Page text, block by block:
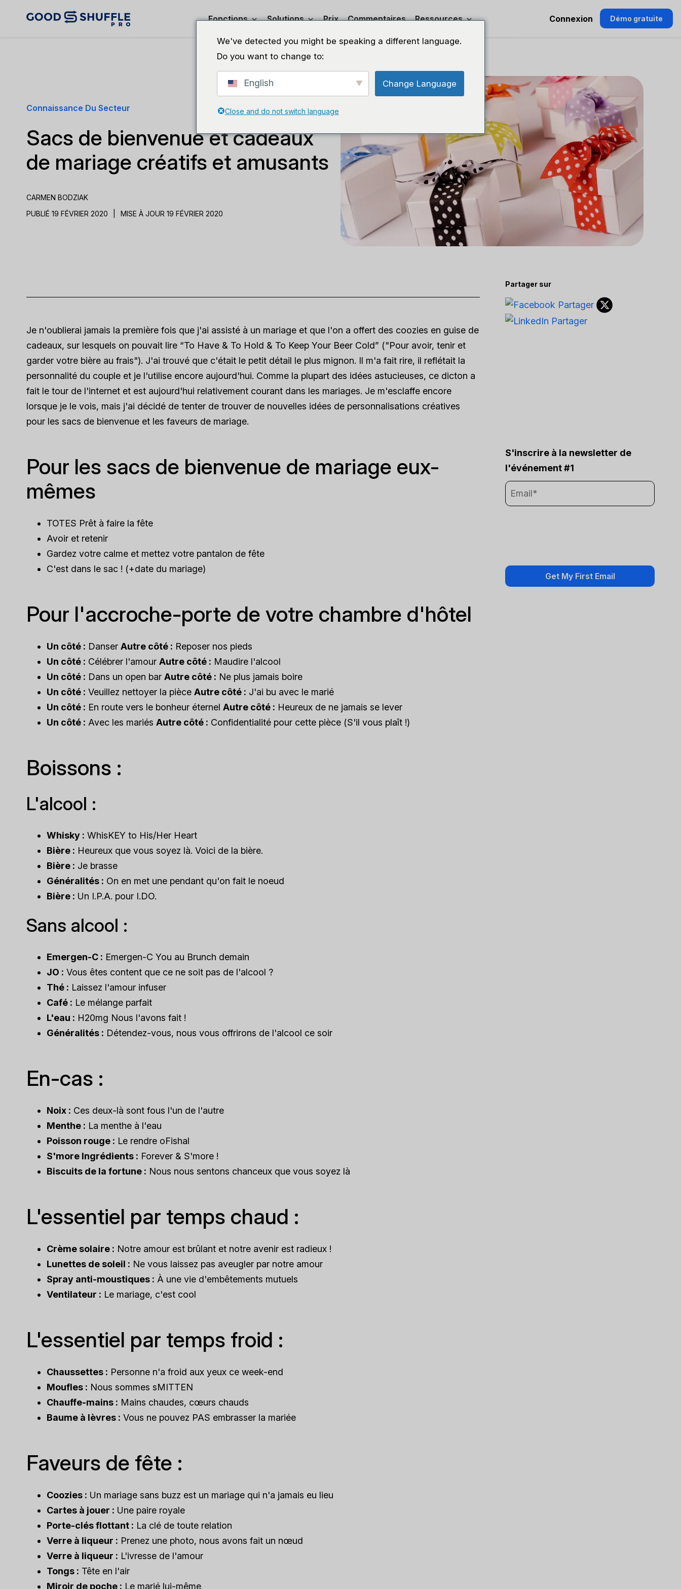
Fonctions Solutions Prix Commentaires Ressources Connexion Démo gratuite
Connaissance Du Secteur
Sacs de bienvenue et cadeaux
de mariage créatifs et amusants
CARMEN BODZIAK
PUBLIÉ 19 FÉVRIER 2020
MISE À JOUR 19 FÉVRIER 2020
Je n'oublierai jamais la première fois que j'ai assisté à un mariage et que l'on a offert des coozies en guise de
cadeaux, sur lesquels on pouvait lire “To Have & To Hold & To Keep Your Beer Cold” ("Pour avoir, tenir et
garder votre bière au frais"). J'ai trouvé que c'était le petit détail le plus mignon. Il m'a fait rire, il reflétait la
personnalité du couple et je l'utilise encore aujourd'hui. Comme la plupart des idées astucieuses, ce dicton a
fait le tour de l'internet et est aujourd'hui relativement courant dans les mariages. Je m'esclaffe encore
lorsque je le vois, mais j'ai décidé de tenter de trouver de nouvelles idées de personnalisations créatives
pour les sacs de bienvenue et les faveurs de mariage.
Pour les sacs de bienvenue de mariage eux-
mêmes
TOTES Prêt à faire la fête
Avoir et retenir
Gardez votre calme et mettez votre pantalon de fête
C'est dans le sac ! (+date du mariage)
Pour l'accroche-porte de votre chambre d'hôtel
Un côté : Danser Autre côté : Reposer nos pieds
Un côté : Célébrer l'amour Autre côté : Maudire l'alcool
Un côté : Dans un open bar Autre côté : Ne plus jamais boire
Un côté : Veuillez nettoyer la pièce Autre côté : J'ai bu avec le marié
Un côté : En route vers le bonheur éternel Autre côté : Heureux de ne jamais se lever
Un côté : Avec les mariés Autre côté : Confidentialité pour cette pièce (S'il vous plaît !)
Boissons :
L'alcool :
Whisky : WhisKEY to His/Her Heart
Bière : Heureux que vous soyez là. Voici de la bière.
Bière : Je brasse
Généralités : On en met une pendant qu'on fait le noeud
Bière : Un I.P.A. pour I.DO.
Sans alcool :
Emergen-C : Emergen-C You au Brunch demain
JO : Vous êtes content que ce ne soit pas de l'alcool ?
Thé : Laissez l'amour infuser
Café : Le mélange parfait
L'eau : H20mg Nous l'avons fait !
Généralités : Détendez-vous, nous vous offrirons de l'alcool ce soir
En-cas :
Noix : Ces deux-là sont fous l'un de l'autre
Menthe : La menthe à l'eau
Poisson rouge : Le rendre oFishal
S'more Ingrédients : Forever & S'more !
Biscuits de la fortune : Nous nous sentons chanceux que vous soyez là
L'essentiel par temps chaud :
Crème solaire : Notre amour est brûlant et notre avenir est radieux !
Lunettes de soleil : Ne vous laissez pas aveugler par notre amour
Spray anti-moustiques : À une vie d'embêtements mutuels
Ventilateur : Le mariage, c'est cool
L'essentiel par temps froid :
Chaussettes : Personne n'a froid aux yeux ce week-end
Moufles : Nous sommes sMITTEN
Chauffe-mains : Mains chaudes, cœurs chauds
Baume à lèvres : Vous ne pouvez PAS embrasser la mariée
Faveurs de fête :
Coozies : Un mariage sans buzz est un mariage qui n'a jamais eu lieu
Cartes à jouer : Une paire royale
Porte-clés flottant : La clé de toute relation
Verre à liqueur : Prenez une photo, nous avons fait un nœud
Verre à liqueur : L'ivresse de l'amour
Tongs : Tête en l'air
Miroir de poche : Le marié lui-même
Partager sur
S'inscrire à la newsletter de
l'événement #1
We've detected you might be speaking a different language.
Do you want to change to:
English Change Language
Close and do not switch language